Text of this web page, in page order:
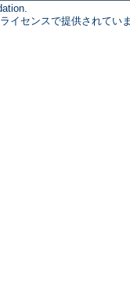
イセンスで提供されてい